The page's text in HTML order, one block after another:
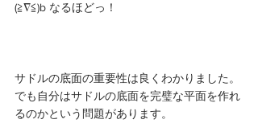
(≧∇≦)b なるほどっ！
サドルの底面の重要性は良くわかりました。
でも自分はサドルの底面を完璧な平面を作れ
るのかという問題があります。